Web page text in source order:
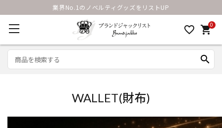
業界No.1のノベルティグッズをリストUP
favorite_border 0
shopping_cart
search
WALLET(財布)